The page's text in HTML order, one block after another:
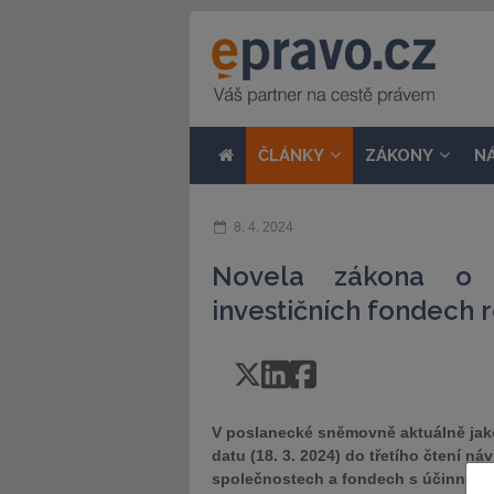
ČLÁNKY ZÁKONY
8. 4. 2024
Novela zákona o
investičních fondech
V poslanecké sněmovně aktuálně
datu (18. 3. 2024) do třetího čtení
společnostech a fondech s účinností